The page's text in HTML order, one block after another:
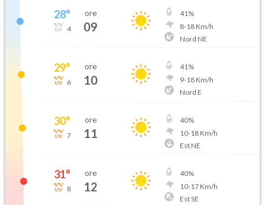
28°
4
ore
09
41%
8-18Km/h
Nord NE
29°
6
ore
10
41%
9-18Km/h
Nord E
30°
7
ore
11
40%
10-18Km/h
Est NE
31°
8
ore
12
40%
10-17Km/h
Est SE